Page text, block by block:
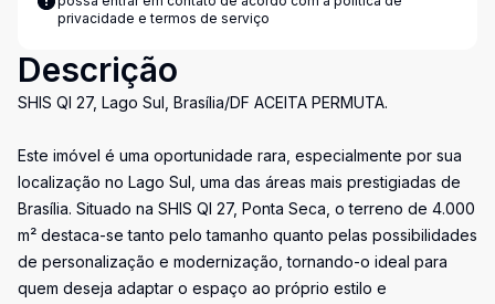
privacidade e termos de serviço
Descrição
SHIS QI 27, Lago Sul, Brasília/DF ACEITA PERMUTA.
Este imóvel é uma oportunidade rara, especialmente por sua
localização no Lago Sul, uma das áreas mais prestigiadas de
Brasília. Situado na SHIS QI 27, Ponta Seca, o terreno de 4.000
m² destaca-se tanto pelo tamanho quanto pelas possibilidades
de personalização e modernização, tornando-o ideal para
quem deseja adaptar o espaço ao próprio estilo e